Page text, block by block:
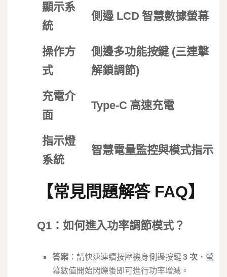
顯示系
統
側邊 LCD 智慧數據螢幕
操作方
式
側邊多功能按鍵 (三連擊
解鎖調節)
充電介
面
Type-C 高速充電
指示燈
系統
智慧電量監控與模式指示
【常見問題解答 FAQ】
Q1：如何進入功率調節模式？
答案：請快速連續按壓機身側邊按鍵3 次 ，螢
幕數值開始閃爍後即可進行功率增減。